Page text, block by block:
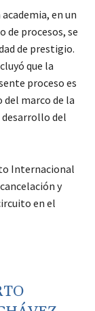
en un
de procesos, se
de prestigio.
que la
proceso es
marco de la
desarrollo del
Internacional
y
en el